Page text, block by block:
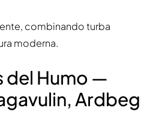
combinando turba
moderna.
del Humo —
Ardbeg